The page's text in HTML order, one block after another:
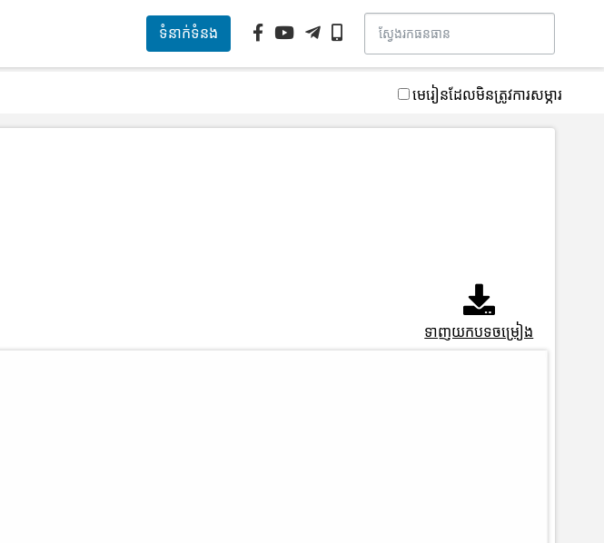
ទំនាក់ទំនង
មេរៀនដែលមិនត្រូវការសម្ភារ
ទាញយកបទចម្រៀង